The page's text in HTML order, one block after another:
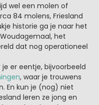
wel een molen of
84 molens, Friesland
historie ga je naar het
het
dat nog operationeel
er eentje, bijvoorbeeld
, waar je trouwens
En kun je (nog) niet
leren ze jong en